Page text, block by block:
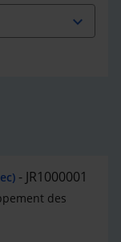
expand_more
JR1000001
des